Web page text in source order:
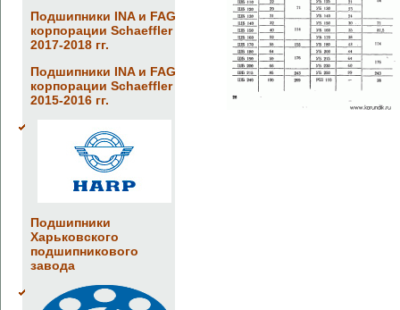
Подшипники INA и FAG
корпорации Schaeffler
2017-2018 гг.
Подшипники INA и FAG
корпорации Schaeffler
2015-2016 гг.
Подшипники
Харьковского
подшипникового
завода